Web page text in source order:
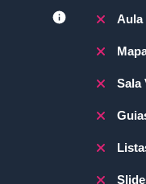
Aula
Sala